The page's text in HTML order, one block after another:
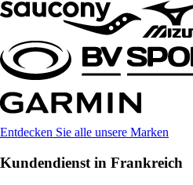
Entdecken Sie alle unsere Marken
Kundendienst in Frankreich